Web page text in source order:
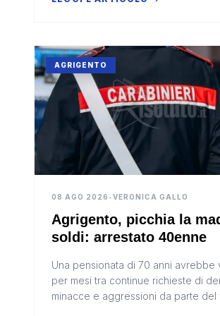
AGRIGENTO
08 AGO 2026 •VERONICA GALLO
Agrigento, picchia la
soldi: arrestato 40enne
Una pensionata di 70 anni avrebbe
per mesi tra continue richieste di
minacce e aggressioni da parte del